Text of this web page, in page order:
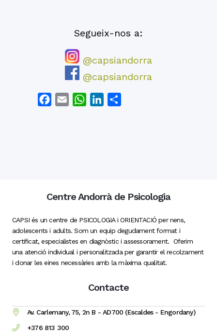
Segueix-nos a:
@capsiandorra
@capsiandorra
Facebook
Email WhatsAppLinkedIn
Centre Andorrà de Psicologia
CAPSI és un centre de PSICOLOGIA i ORIENTACIÓ per nens,
adolescents i adults. Som un equip degudament format i
certificat, especialistes en diagnòstic i assessorament. Oferim
una atenció individual i personalitzada per garantir el recolzament
i donar les eines necessàries amb la màxima qualitat.
Contacte
Av. Carlemany, 75, 2n B - AD700 (Escaldes - Engordany)
+376 813 300